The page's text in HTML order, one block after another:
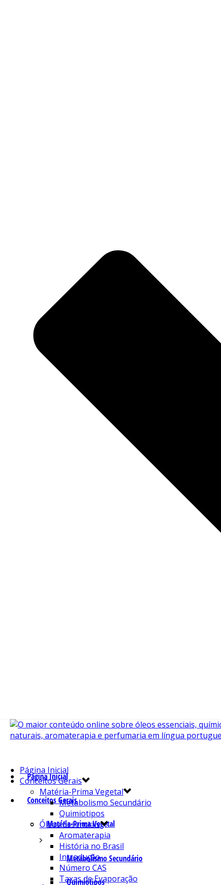
Página Inicial
Conceitos Gerais
Matéria-Prima Vegetal
Metabolismo Secundário
Quimiotipos
Página Inicial
Conceitos Gerais
Matéria-Prima Vegetal
Metabolismo Secundário
Quimiotipos
Óleos Essenciais
Aromaterapia
História no Brasil
Introdução
Número CAS
Taxas de Evaporação